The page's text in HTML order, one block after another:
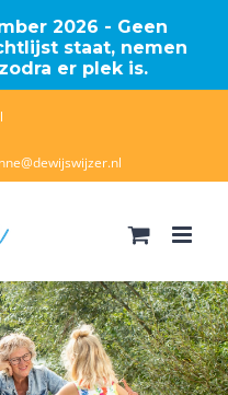
2026 - Geen
staat, nemen
er plek is.